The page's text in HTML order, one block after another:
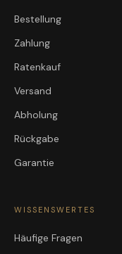
Bestellung
Zahlung
Ratenkauf
Versand
Abholung
Rückgabe
Garantie
WISSENSWERTES
Häufige Fragen